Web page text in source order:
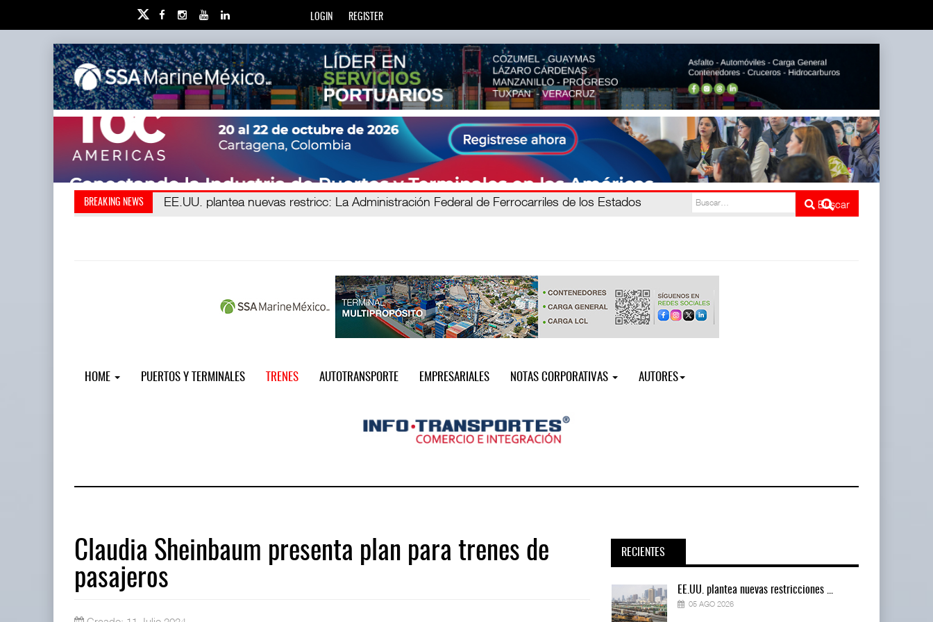
LOGIN REGISTER
BREAKING NEWS EE.UU. plantea nuevas restricc
APM Terminals incrementa equip : El operador portuario global APM Terminals incorporó cinco
Buscar
HOME PUERTOS Y TERMINALES TRENES AUTOTRANSPORTE EMPRESARIALES NOTAS CORPORATIVAS AUTORES
Claudia Sheinbaum presenta plan para trenes de
pasajeros
RECIENTES
EE.UU. plantea nuevas restricciones ...
05 AGO 2026